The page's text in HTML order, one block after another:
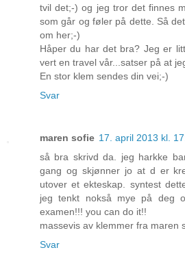
tvil det;-) og jeg tror det finnes
som går og føler på dette. Så
om her;-)
Håper du har det bra? Jeg er
vert en travel vår...satser på at
En stor klem sendes din vei;-)
Svar
maren sofie 17. april 2013 kl.
så bra skrivd da. jeg harkke
gang og skjønner jo at d er
utover et ekteskap. syntest
jeg tenkt nokså mye på deg
examen!!! you can do it!!
massevis av klemmer fra maren
Svar